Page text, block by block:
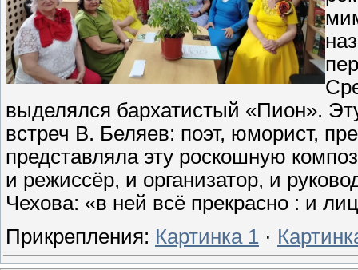
выделялся бархатистый «Пион».
встреч В. Беляев: поэт, юморист,
представляла эту роскошную
и режиссёр, и организатор, и
Чехова: «в ней всё прекрасно : и
Прикрепления: Картинка 1 ·